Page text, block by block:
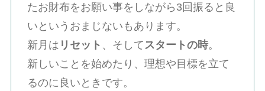
たお財布をお願い事をしながら3回振ると良
いというおまじないもあります。
新月は リセット 、そして スタートの時。
新しいことを始めたり、理想や目標を立て
るのに良いときです。